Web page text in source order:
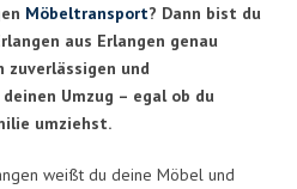
Möbeltransport? Dann bist du
aus Erlangen genau
und
Umzug – egal ob du
umziehst.
weißt du deine Möbel und